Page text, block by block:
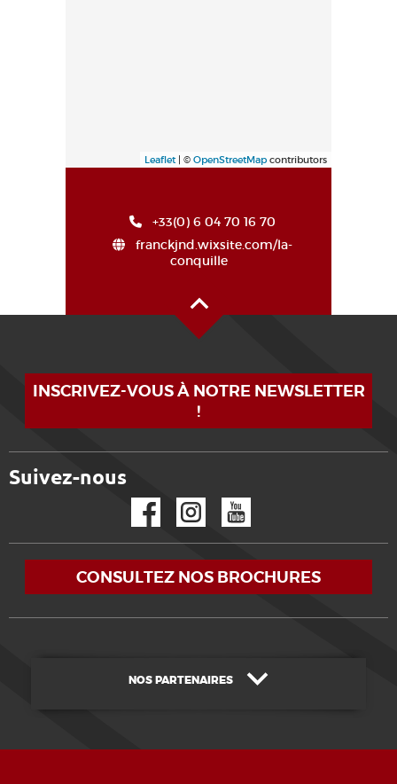
Leaflet| © OpenStreetMap contributors
+33(0) 6 04 70 16 70
franckjnd.wixsite.com/la-
conquille
INSCRIVEZ-VOUS À NOTRE NEWSLETTER
!
Suivez-nous
CONSULTEZ NOS BROCHURES
NOS PARTENAIRES